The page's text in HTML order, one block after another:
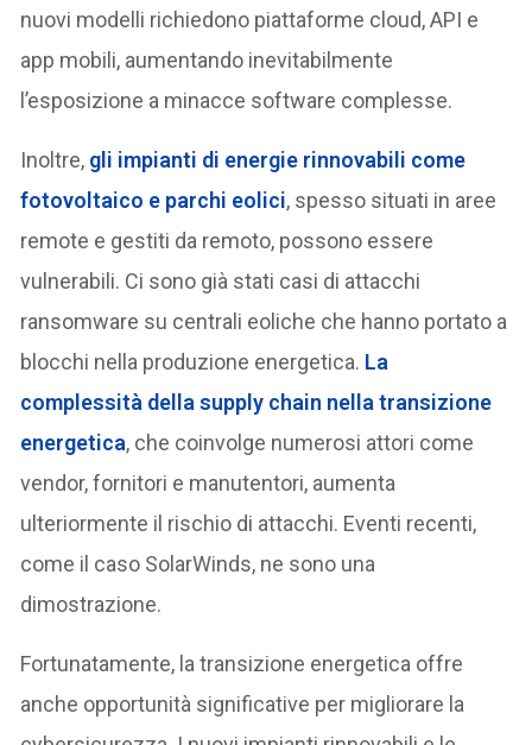
nuovi modelli richiedono piattaforme cloud, API e
app mobili, aumentando inevitabilmente
l’esposizione a minacce software complesse.
Inoltre, gli impianti di energie rinnovabili come
fotovoltaico e parchi eolici, spesso situati in aree
remote e gestiti da remoto, possono essere
vulnerabili. Ci sono già stati casi di attacchi
ransomware su centrali eoliche che hanno portato a
blocchi nella produzione energetica. La
complessità della supply chain nella transizione
energetica, che coinvolge numerosi attori come
vendor, fornitori e manutentori, aumenta
ulteriormente il rischio di attacchi. Eventi recenti,
come il caso SolarWinds, ne sono una
dimostrazione.
Fortunatamente, la transizione energetica offre
anche opportunità significative per migliorare la